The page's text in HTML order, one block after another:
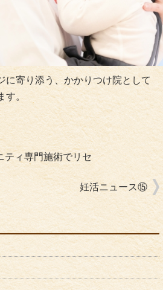
に寄り添う、かかりつけ院として
す。
ティ専門施術でリセ
妊活ニュース⑮